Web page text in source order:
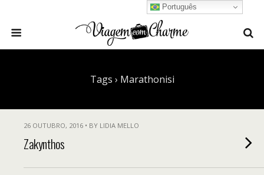
Tags › Marathonisi
26 OUTUBRO, 2016 • BY LIDIA MELLO
Zakynthos
Português